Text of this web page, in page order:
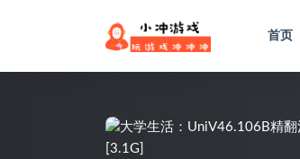
首页